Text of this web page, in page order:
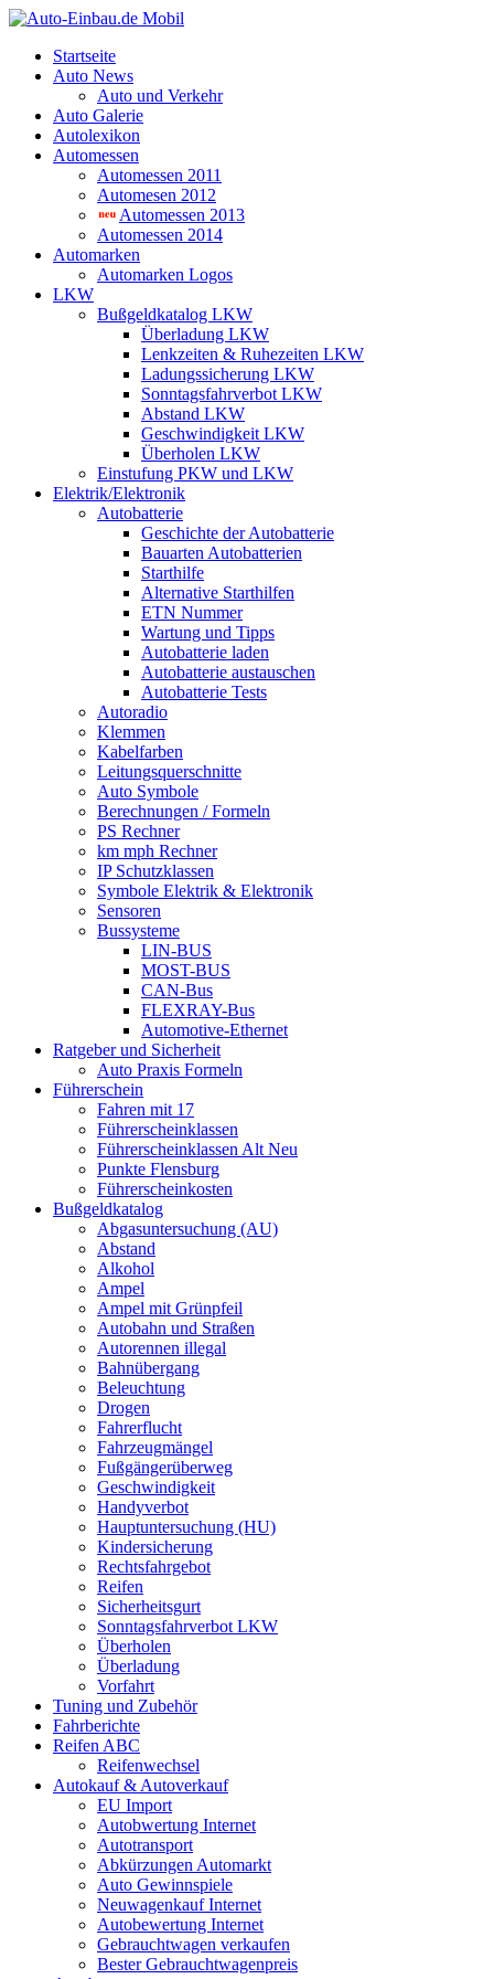
Startseite
Auto News
Auto und Verkehr
Auto Galerie
Autolexikon
Automessen
Automessen 2011
Automesen 2012
Automessen 2013
Automessen 2014
Automarken
Automarken Logos
LKW
Bußgeldkatalog LKW
Überladung LKW
Lenkzeiten & Ruhezeiten LKW
Ladungssicherung LKW
Sonntagsfahrverbot LKW
Abstand LKW
Geschwindigkeit LKW
Überholen LKW
Einstufung PKW und LKW
Elektrik/Elektronik
Autobatterie
Geschichte der Autobatterie
Bauarten Autobatterien
Starthilfe
Alternative Starthilfen
ETN Nummer
Wartung und Tipps
Autobatterie laden
Autobatterie austauschen
Autobatterie Tests
Autoradio
Klemmen
Kabelfarben
Leitungsquerschnitte
Auto Symbole
Berechnungen / Formeln
PS Rechner
km mph Rechner
IP Schutzklassen
Symbole Elektrik & Elektronik
Sensoren
Bussysteme
LIN-BUS
MOST-BUS
CAN-Bus
FLEXRAY-Bus
Automotive-Ethernet
Ratgeber und Sicherheit
Auto Praxis Formeln
Führerschein
Fahren mit 17
Führerscheinklassen
Führerscheinklassen Alt Neu
Punkte Flensburg
Führerscheinkosten
Bußgeldkatalog
Abgasuntersuchung (AU)
Abstand
Alkohol
Ampel
Ampel mit Grünpfeil
Autobahn und Straßen
Autorennen illegal
Bahnübergang
Beleuchtung
Drogen
Fahrerflucht
Fahrzeugmängel
Fußgängerüberweg
Geschwindigkeit
Handyverbot
Hauptuntersuchung (HU)
Kindersicherung
Rechtsfahrgebot
Reifen
Sicherheitsgurt
Sonntagsfahrverbot LKW
Überholen
Überladung
Vorfahrt
Tuning und Zubehör
Fahrberichte
Reifen ABC
Reifenwechsel
Autokauf & Autoverkauf
EU Import
Autobwertung Internet
Autotransport
Abkürzungen Automarkt
Auto Gewinnspiele
Neuwagenkauf Internet
Autobewertung Internet
Gebrauchtwagen verkaufen
Bester Gebrauchtwagenpreis